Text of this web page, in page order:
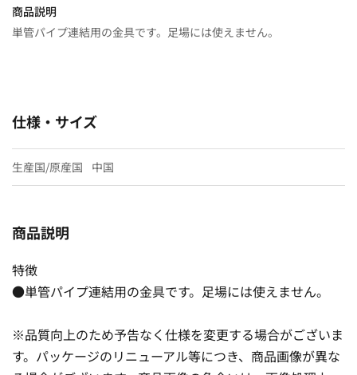
商品説明
単管パイプ連結用の金具です。足場には使えません。
仕様・サイズ
生産国/原産国 中国
商品説明
特徴
●単管パイプ連結用の金具です。足場には使えません。
※品質向上のため予告なく仕様を変更する場合がございま
す。パッケージのリニューアル等につき、商品画像が異な